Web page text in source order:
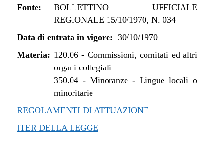
Fonte:
BOLLETTINO UFFICIALE
REGIONALE 15/10/1970, N. 034
Data di entrata in vigore: 30/10/1970
Materia: 120.06- Commissioni, comitati ed altri
organi collegiali
350.04- Minoranze - Lingue locali o
minoritarie
REGOLAMENTI DI ATTUAZIONE
ITER DELLA LEGGE